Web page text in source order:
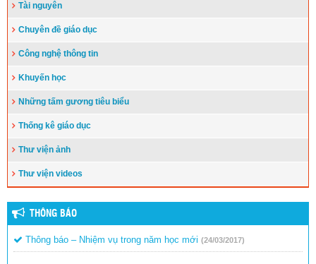
Tài nguyên
Chuyên đề giáo dục
Công nghệ thông tin
Khuyến học
Những tấm gương tiêu biểu
Thống kê giáo dục
Thư viện ảnh
Thư viện videos
THÔNG BÁO
Thông báo – Nhiệm vụ trong năm học mới (24/03/2017)